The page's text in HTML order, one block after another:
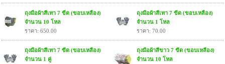
ถุงมือผ้าสีเทา 7 ขีด (ขอบเหลือง)
จำนวน 10 โหล
ราคา: 650.00
ถุงมือผ้าสีเทา 7 ขีด (ขอบเหลือง)
จำนวน 1 โหล
ราคา: 70.00
ถุงมือผ้าสีเทา 7 ขีด (ขอบเหลือง)
จำนวน 1 คู่
ถุงมือผ้าสีขาว 7 ขีด (ขอบเหลือง)
จำนวน 10 โหล